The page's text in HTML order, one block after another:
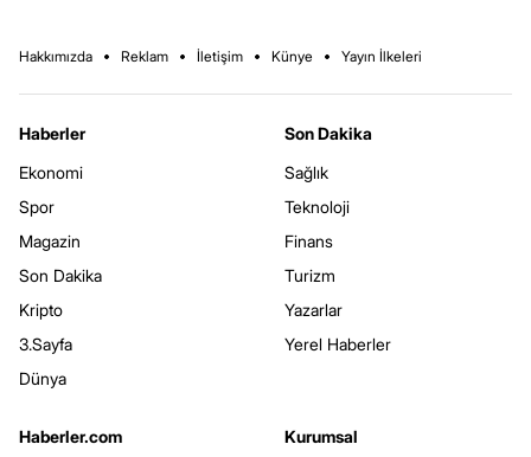
Hakkımızda Reklam İletişim Künye Yayın İlkeleri
Haberler
Ekonomi
Spor
Magazin
Son Dakika
Kripto
3.Sayfa
Dünya
Son Dakika
Sağlık
Teknoloji
Finans
Turizm
Yazarlar
Yerel Haberler
Haberler.com
Kurumsal